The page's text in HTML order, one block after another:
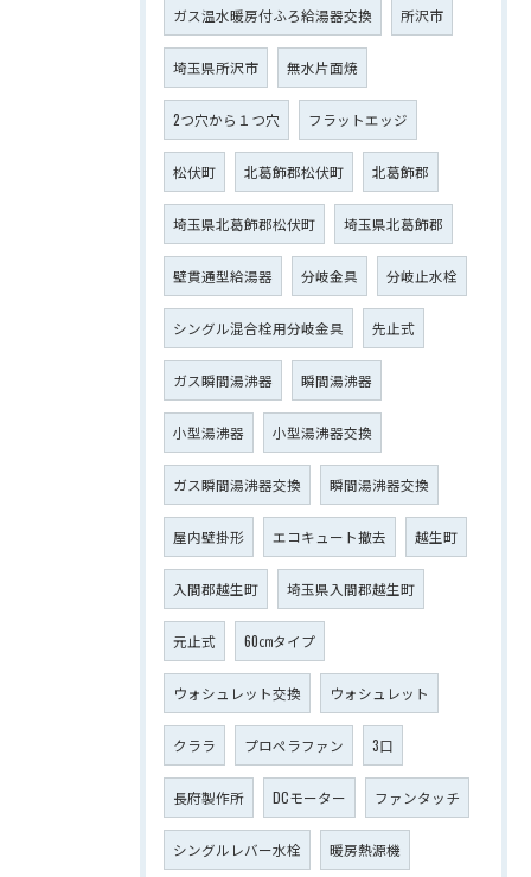
ガス温水暖房付ふろ給湯器交換 所沢市
埼玉県所沢市 無水片面焼
2つ穴から１つ穴 フラットエッジ
松伏町 北葛飾郡松伏町 北葛飾郡
埼玉県北葛飾郡松伏町 埼玉県北葛飾郡
壁貫通型給湯器 分岐金具 分岐止水栓
シングル混合栓用分岐金具 先止式
ガス瞬間湯沸器 瞬間湯沸器
小型湯沸器 小型湯沸器交換
ガス瞬間湯沸器交換 瞬間湯沸器交換
屋内壁掛形 エコキュート撤去 越生町
入間郡越生町 埼玉県入間郡越生町
元止式 60㎝タイプ
ウォシュレット交換 ウォシュレット
クララ プロペラファン 3口
長府製作所 DCモーター ファンタッチ
シングルレバー水栓 暖房熱源機